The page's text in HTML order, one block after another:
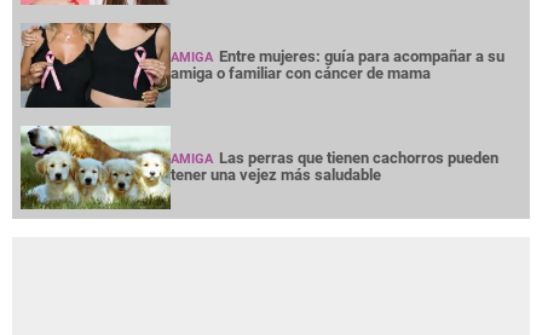
AMIGA Entre mujeres: guía para acompañar a su
amiga o familiar con cáncer de mama
AMIGA Las perras que tienen cachorros pueden
tener una vejez más saludable